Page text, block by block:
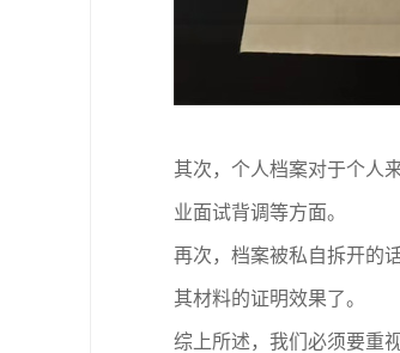
其次，个人档案对于个人
业面试背调等方面。
再次，档案被私自拆开的
其材料的证明效果了。
综上所述，我们必须要重